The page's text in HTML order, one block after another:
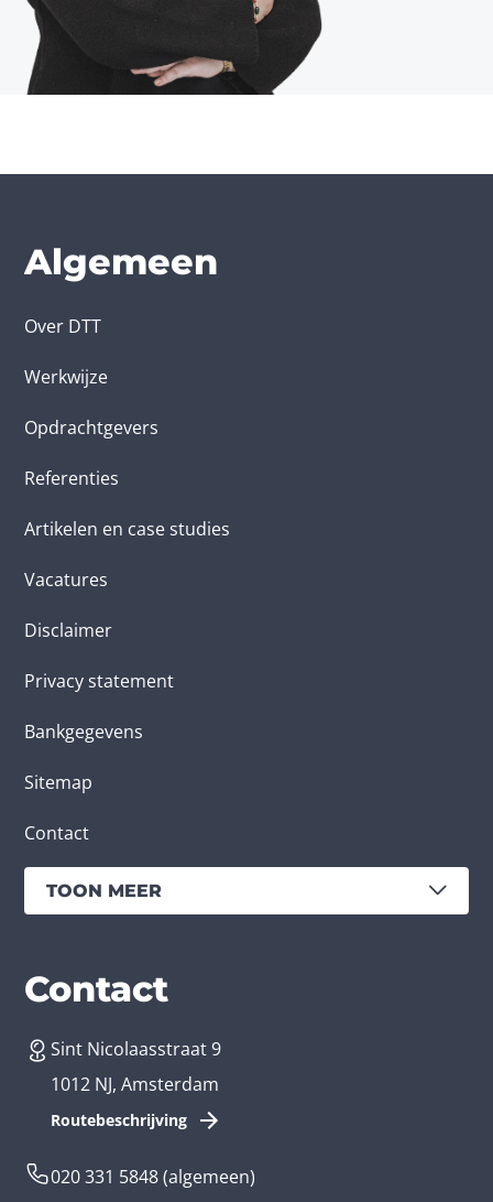
Algemeen
Over DTT
Werkwijze
Opdrachtgevers
Referenties
Artikelen en case studies
Vacatures
Disclaimer
Privacy statement
Bankgegevens
Sitemap
Contact
TOON MEER
Diensten
App laten maken
Branches
Bedrijfsapp
Contact
Sint Nicolaasstraat 9
1012 NJ, Amsterdam
Routebeschrijving
020 331 5848(algemeen)